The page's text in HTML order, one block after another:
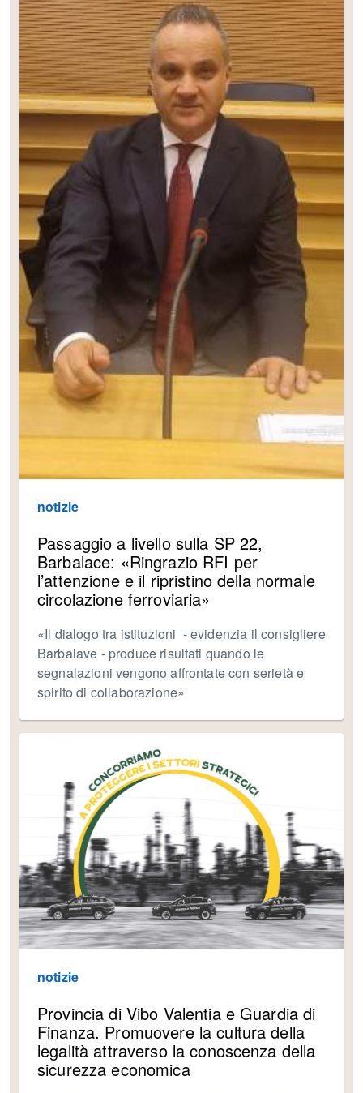
notizie
Passaggio a livello sulla SP 22,
Barbalace: «Ringrazio RFI per
l’attenzione e il ripristino della normale
circolazione ferroviaria»
«Il dialogo tra istituzioni - evidenzia il consigliere
Barbalave - produce risultati quando le
segnalazioni vengono affrontate con serietà e
spirito di collaborazione»
notizie
Provincia di Vibo Valentia e Guardia di
Finanza. Promuovere la cultura della
legalità attraverso la conoscenza della
sicurezza economica